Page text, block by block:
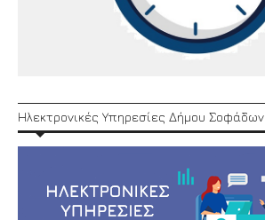
Ηλεκτρονικές Υπηρεσίες Δήμου Σοφάδων